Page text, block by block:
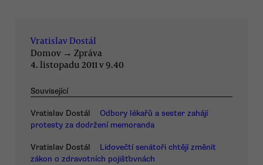
Vratislav Dostál
Domov → Zpráva
4. listopadu 2011 v 9.40
Související
Vratislav Dostál
Odbory lékařů a sester zahájí
protesty za dodržení memoranda
Vratislav Dostál
Lidovečtí senátoři chtějí změnit
zákon o zdravotních pojišťovnách